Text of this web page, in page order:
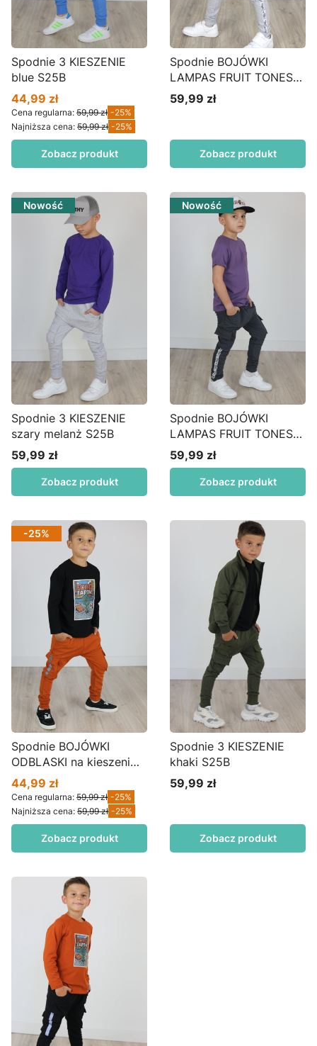
Spodnie 3 KIESZENIE
blue S25B
Cena promocyjna
44,99 zł
Cena regularna: 59,99 zł -25%
Najniższa cena: 59,99 zł -25%
Zobacz produkt
Spodnie BOJÓWKI
LAMPAS FRUIT TONES
Cena
59,99 zł
Zobacz produkt
Nowość
Spodnie 3 KIESZENIE
szary melanż S25B
Cena
59,99 zł
Zobacz produkt
Nowość
Spodnie BOJÓWKI
LAMPAS FRUIT TONES
grafit S43
Cena
59,99 zł
Zobacz produkt
-25%
Spodnie BOJÓWKI
ODBLASKI na kieszeni
miedź S43
Cena promocyjna
44,99 zł
Cena regularna: 59,99 zł -25%
Najniższa cena: 59,99 zł -25%
Zobacz produkt
Spodnie 3 KIESZENIE
khaki S25B
Cena
59,99 zł
Zobacz produkt